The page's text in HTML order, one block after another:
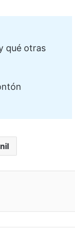
qué otras